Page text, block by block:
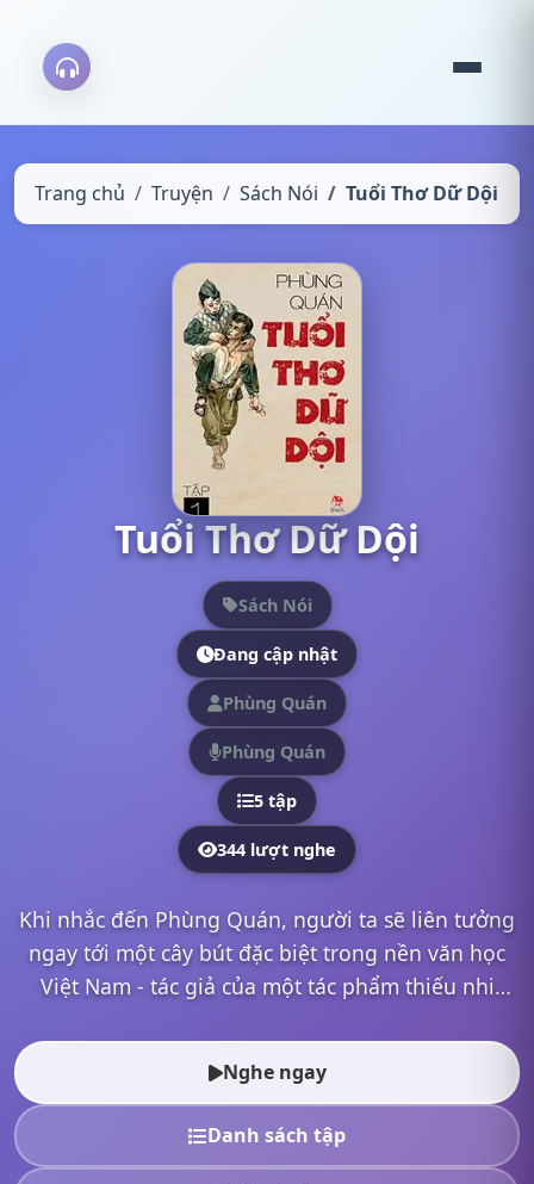
Trang chủ Truyện Sách Nói Tuổi Thơ Dữ Dội
Tuổi Thơ Dữ Dội
Sách Nói
Đang cập nhật
Phùng Quán
Phùng Quán
5 tập
344 lượt nghe
Khi nhắc đến Phùng Quán, người ta sẽ liên tưởng
ngay tới một cây bút đặc biệt trong nền văn học
Việt Nam - tác giả của một tác phẩm thiếu nhi
Nghe ngay
Danh sách tập